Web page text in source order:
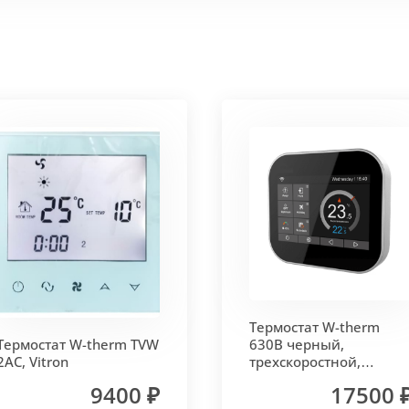
покрытием чёрного цвета.
- золото, бронза, чёрный, серебро (без доплат)
решетки - 13мм.Может быть изменена на 10 или 18
W-therm TVW
Vitron
9400 ₽
Термостат W-therm
630В черный,
трехскоростной,
17500